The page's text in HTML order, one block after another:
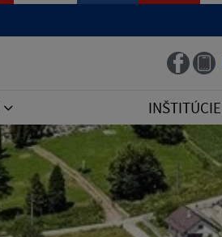
INŠTITÚCIE